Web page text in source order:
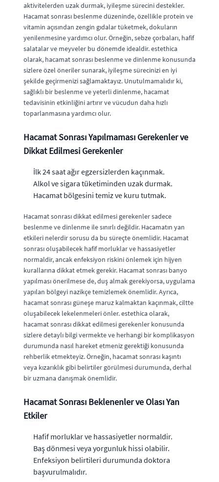
aktivitelerden uzak durmak, iyileşme sürecini destekler.
Hacamat sonrası beslenme düzeninde, özellikle protein ve
vitamin açısından zengin gıdalar tüketmek, dokuların
yenilenmesine yardımcı olur. Örneğin, sebze çorbaları, hafif
salatalar ve meyveler bu dönemde idealdir. estethica
olarak, hacamat sonrası beslenme ve dinlenme konusunda
sizlere özel öneriler sunarak, iyileşme sürecinizi en iyi
şekilde geçirmenizi sağlamaktayız. Unutulmamalıdır ki,
sağlıklı bir beslenme ve yeterli dinlenme, hacamat
tedavisinin etkinliğini artırır ve vücudun daha hızlı
toparlanmasına yardımcı olur.
Hacamat Sonrası Yapılmaması Gerekenler ve
Dikkat Edilmesi Gerekenler
İlk 24 saat ağır egzersizlerden kaçınmak.
Alkol ve sigara tüketiminden uzak durmak.
Hacamat bölgesini temiz ve kuru tutmak.
Hacamat sonrası dikkat edilmesi gerekenler sadece
beslenme ve dinlenme ile sınırlı değildir. Hacamatın yan
etkileri nelerdir sorusu da bu süreçte önemlidir. Hacamat
sonrası oluşabilecek hafif morluklar ve hassasiyetler
normaldir, ancak enfeksiyon riskini önlemek için hijyen
kurallarına dikkat etmek gerekir. Hacamat sonrası banyo
yapılması önerilmese de, duş almak gerekiyorsa, uygulama
yapılan bölgeyi nazikçe temizlemek önemlidir. Ayrıca,
hacamat sonrası güneşe maruz kalmaktan kaçınmak, ciltte
oluşabilecek lekelenmeleri önler. estethica olarak,
hacamat sonrası dikkat edilmesi gerekenler konusunda
sizlere detaylı bilgi vermekte ve herhangi bir komplikasyon
durumunda nasıl hareket etmeniz gerektiği konusunda
rehberlik etmekteyiz. Örneğin, hacamat sonrası kaşıntı
veya kızarıklık gibi belirtiler görülmesi durumunda, derhal
bir uzmana danışmak önemlidir.
Hacamat Sonrası Beklenenler ve Olası Yan
Etkiler
Hafif morluklar ve hassasiyetler normaldir.
Baş dönmesi veya yorgunluk hissi olabilir.
Enfeksiyon belirtileri durumunda doktora
başvurulmalıdır.